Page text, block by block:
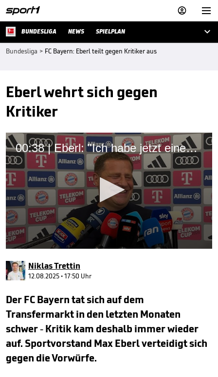


BUNDESLIGA NEWS SPIELPLAN 
Bundesliga > FC Bayern: Eberl teilt gegen Kritiker aus
Eberl wehrt sich gegen
Kritiker
00:38 | Eberl: "Ich habe jetzt einen Freifahrtschein"
seconds
of
38
seconds
Niklas Trettin
12.08.2025 • 17:50 Uhr
Der FC Bayern tat sich auf dem
Transfermarkt in den letzten Monaten
schwer - Kritik kam deshalb immer wieder
auf. Sportvorstand Max Eberl verteidigt sich
gegen die Vorwürfe.